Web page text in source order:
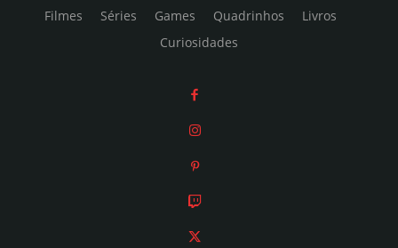
Filmes Séries Games Quadrinhos
Livros
Curiosidades